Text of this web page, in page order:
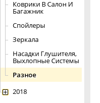
Коврики В Салон И
Багажник
Спойлеры
Зеркала
Насадки Глушителя,
Выхлопные Системы
Разное
2018